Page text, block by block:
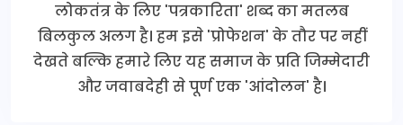
लोकतंत्र के लिए 'पत्रकारिता' शब्द का मतलब
बिलकुल अलग है। हम इसे 'प्रोफेशन' के तौर पर नहीं
देखते बल्कि हमारे लिए यह समाज के प्रति जिम्मेदारी
और जवाबदेही से पूर्ण एक 'आंदोलन' है।